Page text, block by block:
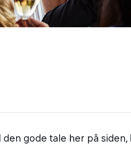
den gode tale her på